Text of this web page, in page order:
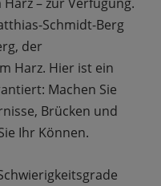
Schmidt-Berg
der
Harz. Hier ist ein
Machen Sie
Brücken und
Ihr Können.